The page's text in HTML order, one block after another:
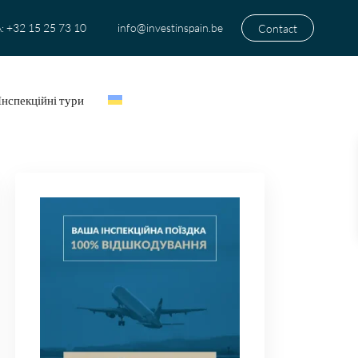
+32 15 25 73 10 info@investinspain.be Contact
тури